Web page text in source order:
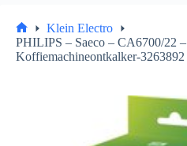
Home
Klein Electro
PHILIPS – Saeco – CA6700/22 –
Koffiemachineontkalker-3263892